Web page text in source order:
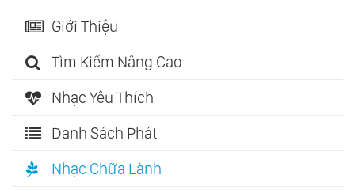
Giới Thiệu
Tìm Kiếm Nâng Cao
Nhạc Yêu Thích
Danh Sách Phát
Nhạc Chữa Lành